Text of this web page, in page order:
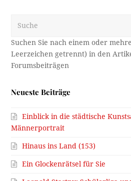
Neueste Beiträge
Einblick in die städtische
Männerportrait
Hinaus ins Land (153)
Ein Glockenrätsel für Sie